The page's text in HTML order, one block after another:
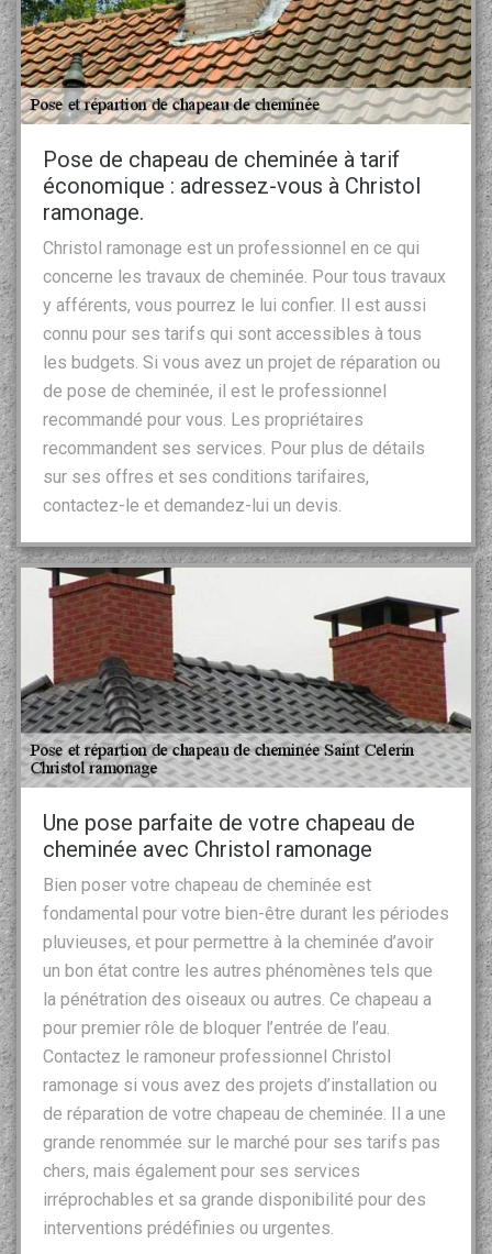
Pose de chapeau de cheminée à tarif
économique : adressez-vous à Christol
ramonage.
Christol ramonage est un professionnel en ce qui
concerne les travaux de cheminée. Pour tous travaux
y afférents, vous pourrez le lui confier. Il est aussi
connu pour ses tarifs qui sont accessibles à tous
les budgets. Si vous avez un projet de réparation ou
de pose de cheminée, il est le professionnel
recommandé pour vous. Les propriétaires
recommandent ses services. Pour plus de détails
sur ses offres et ses conditions tarifaires,
contactez-le et demandez-lui un devis.
Une pose parfaite de votre chapeau de
cheminée avec Christol ramonage
Bien poser votre chapeau de cheminée est
fondamental pour votre bien-être durant les périodes
pluvieuses, et pour permettre à la cheminée d’avoir
un bon état contre les autres phénomènes tels que
la pénétration des oiseaux ou autres. Ce chapeau a
pour premier rôle de bloquer l’entrée de l’eau.
Contactez le ramoneur professionnel Christol
ramonage si vous avez des projets d’installation ou
de réparation de votre chapeau de cheminée. Il a une
grande renommée sur le marché pour ses tarifs pas
chers, mais également pour ses services
irréprochables et sa grande disponibilité pour des
interventions prédéfinies ou urgentes.